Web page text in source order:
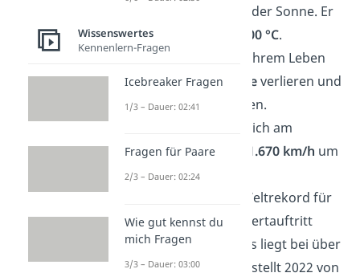
als die Oberfläche der Sonne. Er
erreicht rund
30.000 °C.
🦷 Haie können in ihrem Leben
bis zu50.000 Zähneverlieren und
nachwachsen lassen.
🌍 Die Erde dreht sich am
Äquator mit rund
1.670 km/h um
die eigene Achse.
🎵 Der Guinness-Weltrekord für
den längsten Konzertauftritt
eines Solokünstlers liegt bei über
27 Stunden
(aufgestellt 2022 von
Wissenswertes
Kennenlern-Fragen
Icebreaker Fragen
1/3 – Dauer: 02:41
Fragen für Paare
2/3 – Dauer: 02:24
Wie gut kennst du
mich Fragen
3/3 – Dauer: 03:00